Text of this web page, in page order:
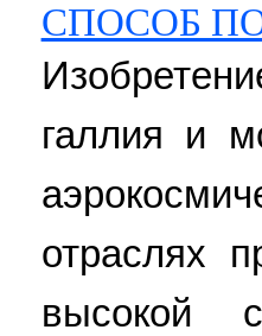
СПОСОБ
галлия и
отраслях
высокой